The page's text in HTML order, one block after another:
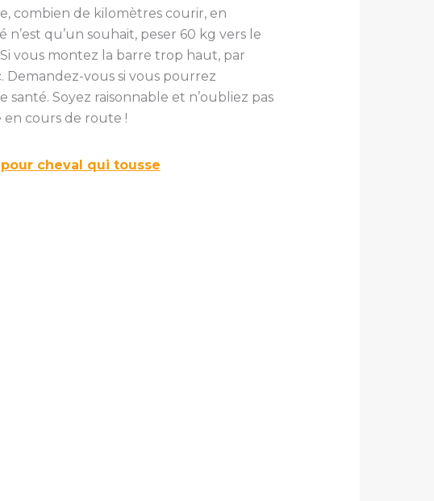
combien de kilomètres courir, en
qu’un souhait, peser 60 kg vers le
vous montez la barre trop haut, par
Demandez-vous si vous pourrez
Soyez raisonnable et n’oubliez pas
en cours de route !
cheval qui tousse